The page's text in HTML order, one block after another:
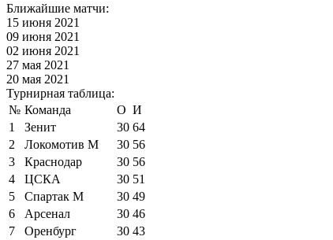
Ближайшие матчи:
15 июня 2021
09 июня 2021
02 июня 2021
27 мая 2021
20 мая 2021
Турнирная таблица:
№ Команда О И
1
Зенит 30 64
2
Локомотив М 30 56
3
Краснодар 30 56
4
ЦСКА 30 51
5
Спартак М 30 49
6
Арсенал 30 46
7
Оренбург 30 43